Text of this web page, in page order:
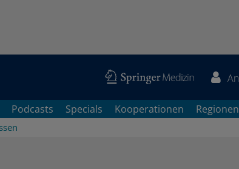
Podcasts Specials Kooperationen Regionen